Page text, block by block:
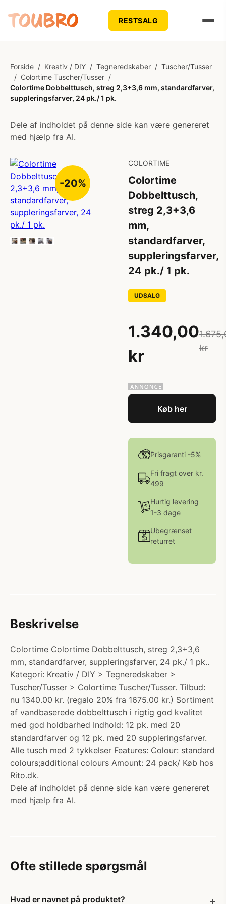
RESTSALG
Forside / Kreativ / DIY / Tegneredskaber / Tuscher/Tusser
/ Colortime Tuscher/Tusser /
Colortime Dobbelttusch, streg 2,3+3,6 mm, standardfarver,
suppleringsfarver, 24 pk./ 1 pk.
Dele af indholdet på denne side kan være genereret
med hjælp fra AI.
-20%
COLORTIME
Colortime
Dobbelttusch,
streg 2,3+3,6
mm,
standardfarver,
suppleringsfarver,
24 pk./ 1 pk.
UDSALG
1.340,00
kr
kr
Køb her
Prisgaranti -5%
Fri fragt over kr.
499
Hurtig levering
1-3 dage
Ubegrænset
returret
Beskrivelse
Colortime Colortime Dobbelttusch, streg 2,3+3,6
mm, standardfarver, suppleringsfarver, 24 pk./ 1 pk..
Kategori: Kreativ / DIY > Tegneredskaber >
Tuscher/Tusser > Colortime Tuscher/Tusser. Tilbud:
nu 1340.00 kr. (regalo 20% fra 1675.00 kr.) Sortiment
af vandbaserede dobbelttusch i rigtig god kvalitet
med god holdbarhed Indhold: 12 pk. med 20
standardfarver og 12 pk. med 20 suppleringsfarver.
Alle tusch med 2 tykkelser Features: Colour: standard
colours;additional colours Amount: 24 pack/ Køb hos
Rito.dk.
Dele af indholdet på denne side kan være genereret
med hjælp fra AI.
Ofte stillede spørgsmål
Hvad er navnet på produktet?